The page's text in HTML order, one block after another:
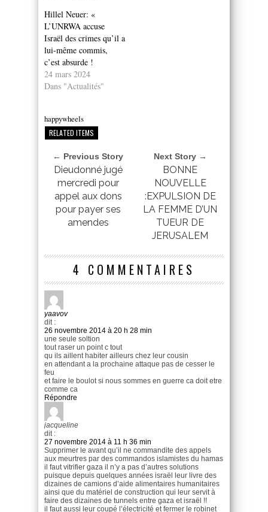
Hillel Neuer: «
L’UNRWA accuse
Israël des crimes qu’il a
lui-même commis,
c’est absurde !
24 mars 2024
Dans "Actualités"
happywheels
RELATED ITEMS
← Previous Story
Dieudonné jugé
mercredi pour
appel aux dons
pour payer ses
amendes
Next Story →
BONNE
NOUVELLE
:EXPULSION DE
LA FEMME D’UN
TUEUR DE
JERUSALEM
4 COMMENTAIRES
yaavov
dit :
26 novembre 2014 à 20 h 28 min
une seule soltion
tout raser un point c tout
qu ils aillent habiter ailleurs chez leur cousin
en attendant a la prochaine attaque pas de cesser le
feu
et faire le boulot si nous sommes en guerre ca doit etre
comme ca
Répondre
jacqueline
dit :
27 novembre 2014 à 11 h 36 min
Supprimer le avant qu’il ne commandite des appels
aux meurtres par des commandos islamistes du hamas
il faut vitrifier gaza il n’y a pas d’autres solutions
puisque depuis quelques années israël leur livre des
dizaines de camions d’aide alimentaires humanitaires
ainsi que du matériel de construction qui leur servit à
faire des dizaines de tunnels entre gaza et israël !!
il faut aussi leur coupé l’électricité et fermer le robinet